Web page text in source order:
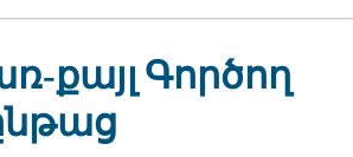
Գործող